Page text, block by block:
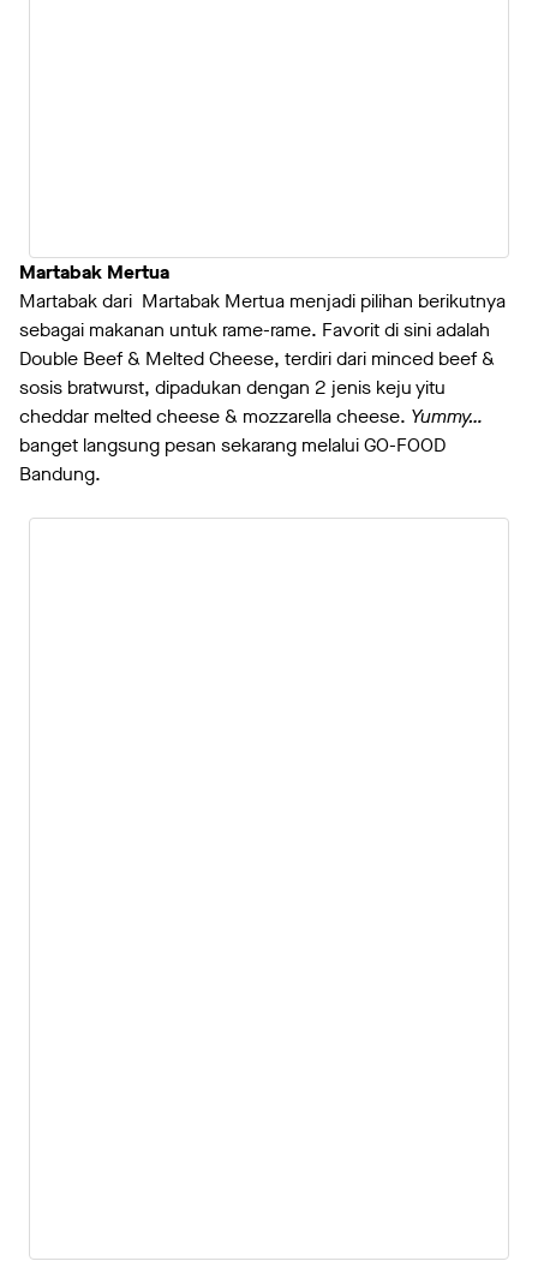
Martabak Mertua
Martabak dari Martabak Mertua menjadi pilihan berikutnya
sebagai makanan untuk rame-rame. Favorit di sini adalah
Double Beef & Melted Cheese, terdiri dari minced beef &
sosis bratwurst, dipadukan dengan 2 jenis keju yitu
cheddar melted cheese & mozzarella cheese. Yummy…
banget langsung pesan sekarang melalui GO-FOOD
Bandung.